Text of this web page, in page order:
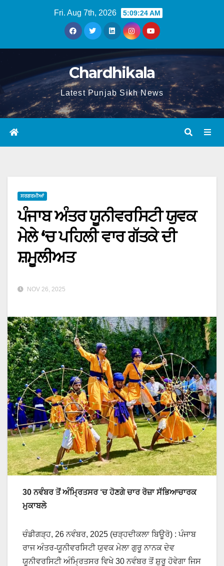
Fri. Aug 7th, 2026 5:09:25 AM
Chardhikala
Latest Punjab Sikh News
ਸਰਗਰਮੀਆਂ
ਪੰਜਾਬ ਅੰਤਰ ਯੂਨੀਵਰਸਿਟੀ ਯੁਵਕ
ਮੇਲੇ ‘ਚ ਪਹਿਲੀ ਵਾਰ ਗੱਤਕੇ ਦੀ
ਸ਼ਮੂਲੀਅਤ
NOV 26, 2025
30 ਨਵੰਬਰ ਤੋਂ ਅੰਮ੍ਰਿਤਸਰ ‘ਚ ਹੋਣਗੇ ਚਾਰ ਰੋਜ਼ਾ ਸੱਭਿਆਚਾਰਕ
ਮੁਕਾਬਲੇ
ਚੰਡੀਗੜ੍ਹ, 26 ਨਵੰਬਰ, 2025 (ਚੜ੍ਹਦੀਕਲਾ ਬਿਊਰੋ) : ਪੰਜਾਬ
ਰਾਜ ਅੰਤਰ-ਯੂਨੀਵਰਸਿਟੀ ਯੁਵਕ ਮੇਲਾ ਗੁਰੂ ਨਾਨਕ ਦੇਵ
ਯੂਨੀਵਰਸਿਟੀ ਅੰਮ੍ਰਿਤਸਰ ਵਿਖੇ 30 ਨਵੰਬਰ ਤੋਂ ਸ਼ੁਰੂ ਹੋਵੇਗਾ ਜਿਸ